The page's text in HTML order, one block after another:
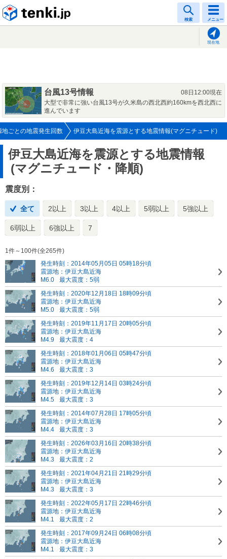
検索 メニュー
現在地
台風13号情報
08日12:00現在
大型で非常に強い台風13号が久米島の西北西約160kmを西北西に
進んでいます
地ごとの地震発生回数 伊豆大島近海を震源とする地震情報(マグニチュード)
伊豆大島近海を震源とする地震情報
(マグニチュード・降順)
震度別：
全て 2以上 3以上 4以上 5弱以上 5強以上
6弱以上 6強以上 7
1件～100件(全265件)
発生時刻：2014年05月05日 05時18分頃
震源地：伊豆大島近海
M6.0
最大震度：5弱
発生時刻：2020年12月18日 18時09分頃
震源地：伊豆大島近海
M5.0
最大震度：5弱
発生時刻：2019年11月17日 20時05分頃
震源地：伊豆大島近海
M4.9
最大震度：4
発生時刻：2018年01月06日 05時47分頃
震源地：伊豆大島近海
M4.6
最大震度：3
発生時刻：2019年12月14日 03時24分頃
震源地：伊豆大島近海
M4.5
最大震度：3
発生時刻：2014年07月28日 17時05分頃
震源地：伊豆大島近海
M4.4
最大震度：3
発生時刻：2026年03月16日 20時38分頃
震源地：伊豆大島近海
M4.3
最大震度：2
発生時刻：2021年04月21日 21時29分頃
震源地：伊豆大島近海
M4.3
最大震度：3
発生時刻：2022年05月17日 22時46分頃
震源地：伊豆大島近海
M4.1
最大震度：2
発生時刻：2017年09月24日 06時08分頃
震源地：伊豆大島近海
M4.1
最大震度：3